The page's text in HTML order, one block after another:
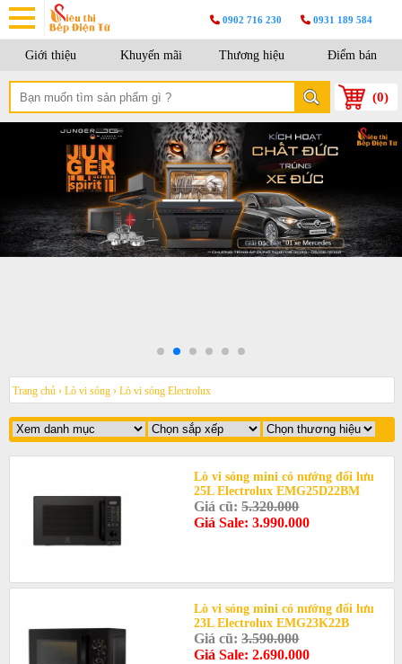
0902 716 230 0931 189 584
Giới thiệu Khuyến mãi Thương hiệu Điểm bán
(0)
Trang chủ › Lò vi sóng › Lò vi sóng Electrolux
Lò vi sóng mini có nướng đối lưu
25L Electrolux EMG25D22BM
Giá cũ:5.320.000
Giá Sale: 3.990.000
Lò vi sóng mini có nướng đối lưu
23L Electrolux EMG23K22B
Giá cũ:3.590.000
Giá Sale: 2.690.000